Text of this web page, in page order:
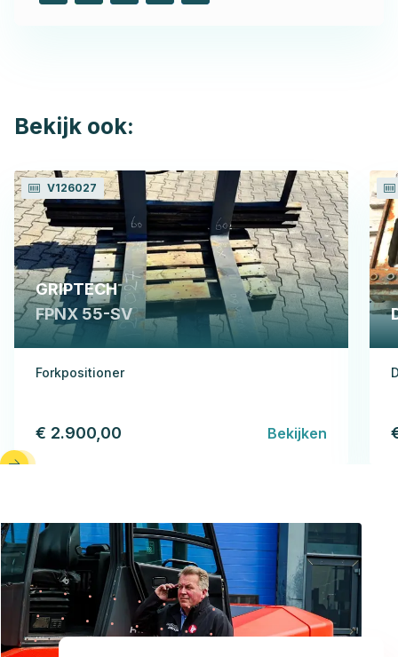
Bekijk ook:
V126027
GRIPTECH
FPNX 55-SV
Forkpositioner
€ 2.900,00 Bekijken